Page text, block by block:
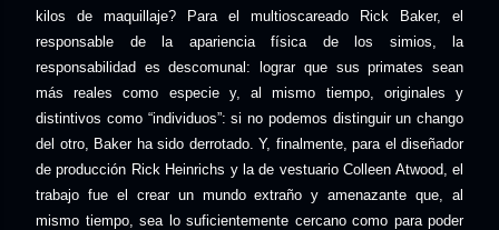
kilos de maquillaje? Para el multioscareado Rick Baker, el
responsable de la apariencia física de los simios, la
responsabilidad es descomunal: lograr que sus primates sean
más reales como especie y, al mismo tiempo, originales y
distintivos como “individuos”: si no podemos distinguir un chango
del otro, Baker ha sido derrotado. Y, finalmente, para el diseñador
de producción Rick Heinrichs y la de vestuario Colleen Atwood, el
trabajo fue el crear un mundo extraño y amenazante que, al
mismo tiempo, sea lo suficientemente cercano como para poder